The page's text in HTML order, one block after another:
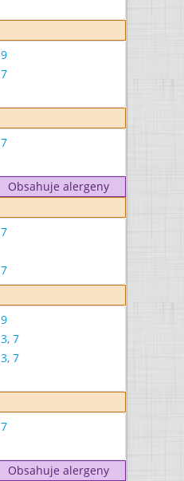
9
7
7
Obsahuje alergeny
7
7
9
3, 7
3, 7
7
Obsahuje alergeny